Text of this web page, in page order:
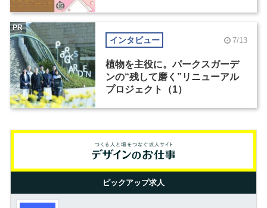
インタビュー 7/13
植物を主役に。パークスガーデ
ンの“残して磨く”リニューアル
プロジェクト（1）
PR
ピックアップ求人